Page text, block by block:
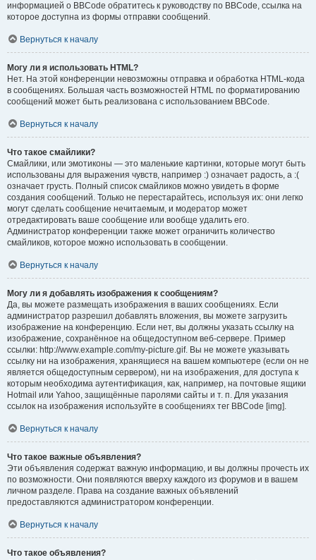
информацией о BBCode обратитесь к руководству по BBCode, ссылка на
которое доступна из формы отправки сообщений.
Вернуться к началу
Могу ли я использовать HTML?
Нет. На этой конференции невозможны отправка и обработка HTML-кода
в сообщениях. Большая часть возможностей HTML по форматированию
сообщений может быть реализована с использованием BBCode.
Вернуться к началу
Что такое смайлики?
Смайлики, или эмотиконы — это маленькие картинки, которые могут быть
использованы для выражения чувств, например :) означает радость, а :(
означает грусть. Полный список смайликов можно увидеть в форме
создания сообщений. Только не перестарайтесь, используя их: они легко
могут сделать сообщение нечитаемым, и модератор может
отредактировать ваше сообщение или вообще удалить его.
Администратор конференции также может ограничить количество
смайликов, которое можно использовать в сообщении.
Вернуться к началу
Могу ли я добавлять изображения к сообщениям?
Да, вы можете размещать изображения в ваших сообщениях. Если
администратор разрешил добавлять вложения, вы можете загрузить
изображение на конференцию. Если нет, вы должны указать ссылку на
изображение, сохранённое на общедоступном веб-сервере. Пример
ссылки: http://www.example.com/my-picture.gif. Вы не можете указывать
ссылку ни на изображения, хранящиеся на вашем компьютере (если он не
является общедоступным сервером), ни на изображения, для доступа к
которым необходима аутентификация, как, например, на почтовые ящики
Hotmail или Yahoo, защищённые паролями сайты и т. п. Для указания
ссылок на изображения используйте в сообщениях тег BBCode [img].
Вернуться к началу
Что такое важные объявления?
Эти объявления содержат важную информацию, и вы должны прочесть их
по возможности. Они появляются вверху каждого из форумов и в вашем
личном разделе. Права на создание важных объявлений
предоставляются администратором конференции.
Вернуться к началу
Что такое объявления?